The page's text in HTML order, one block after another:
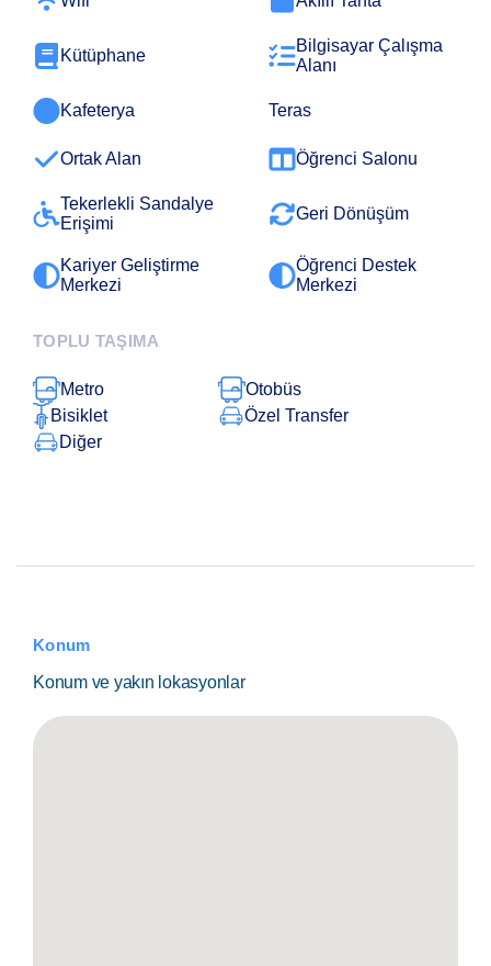
Kütüphane
Bilgisayar Çalışma
Alanı
Kafeterya Teras
Ortak Alan Öğrenci Salonu
Tekerlekli Sandalye
Erişimi
Geri Dönüşüm
Kariyer Geliştirme
Merkezi
Öğrenci Destek
Merkezi
TOPLU TAŞIMA
Metro
Otobüs
Bisiklet
Özel Transfer
Diğer
Konum
Konum ve yakın lokasyonlar